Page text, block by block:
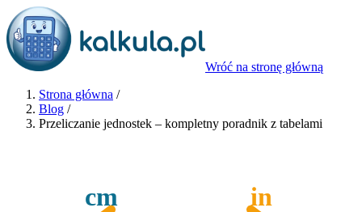
Wróć na stronę główną
Strona główna /
Blog /
Przeliczanie jednostek – kompletny poradnik z tabelami
cm in